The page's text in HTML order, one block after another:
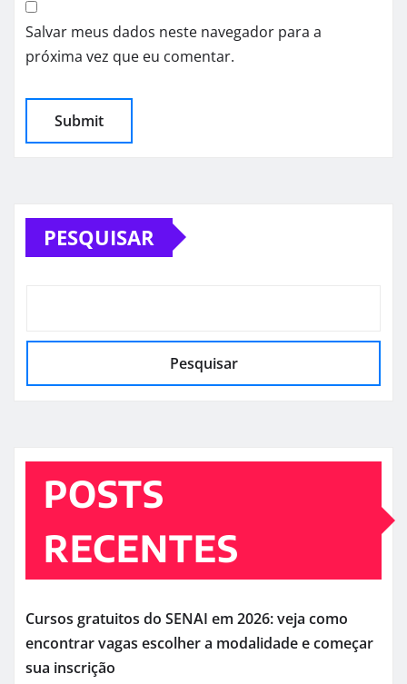
Salvar meus dados neste navegador para a
próxima vez que eu comentar.
PESQUISAR
Pesquisar
POSTS
RECENTES
Cursos gratuitos do SENAI em 2026: veja como
encontrar vagas escolher a modalidade e começar
sua inscrição